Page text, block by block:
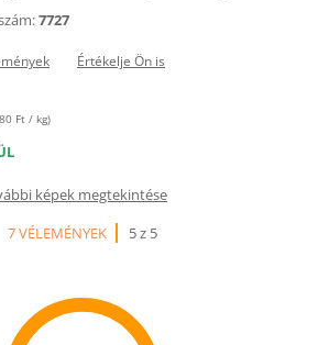
7727
Értékelje Ön is
Ft / kg)
képek megtekintése
7 VÉLEMÉNYEK
5 z 5